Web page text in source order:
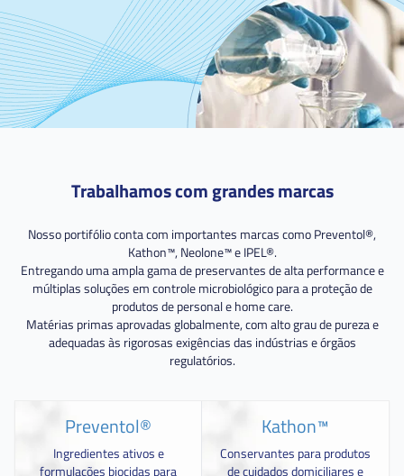
Trabalhamos com grandes marcas
Nosso portifólio conta com importantes marcas como Preventol®,
Kathon™, Neolone™ e IPEL®.
Entregando uma ampla gama de preservantes de alta performance e
múltiplas soluções em controle microbiológico para a proteção de
produtos de personal e home care.
Matérias primas aprovadas globalmente, com alto grau de pureza e
adequadas às rigorosas exigências das indústrias e órgãos
regulatórios.
Preventol®
Ingredientes ativos e
formulações biocidas para
Kathon™
Conservantes para produtos
de cuidados domiciliares e